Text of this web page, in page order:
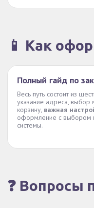
📱 Как
Полный гайд по
Весь путь состоит из
указание адреса, выбор
корзину, важная
оформление с выбором
системы.
❓ Вопросы